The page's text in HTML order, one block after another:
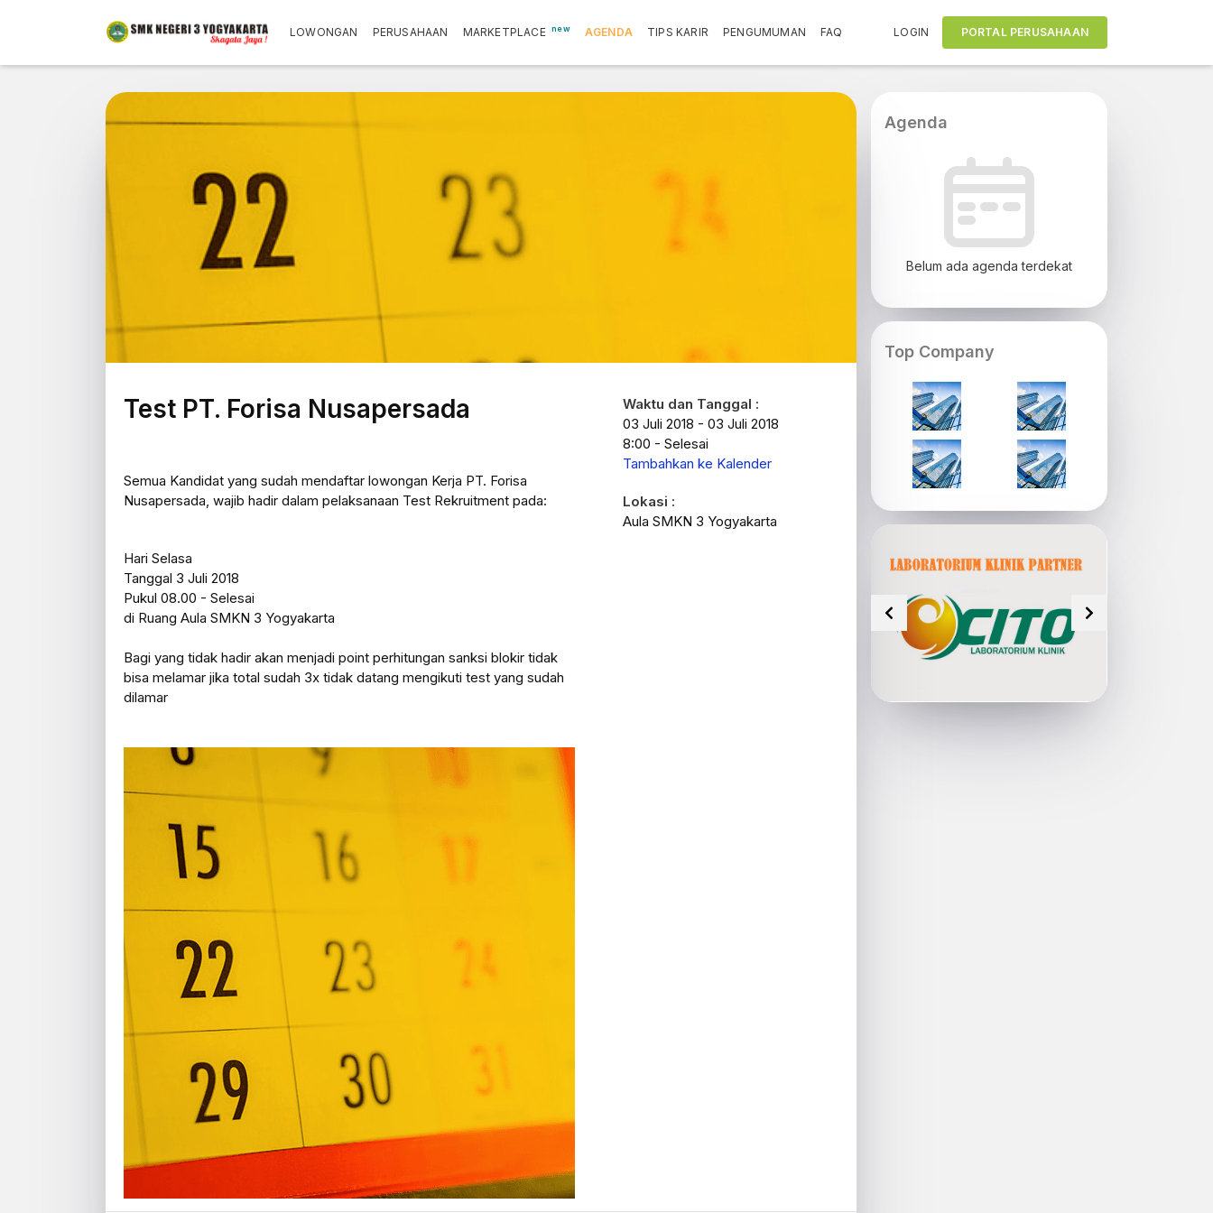
LOWONGAN PERUSAHAAN MARKETPLACEnew AGENDA TIPS KARIR PENGUMUMAN FAQ LOGIN PORTAL PERUSAHAAN
Agenda
Belum ada agenda terdekat
Top Company
Test PT. Forisa Nusapersada
Semua Kandidat yang sudah mendaftar lowongan Kerja PT. Forisa
Nusapersada, wajib hadir dalam pelaksanaan Test Rekruitment pada:
Hari Selasa
Tanggal 3 Juli 2018
Pukul 08.00 - Selesai
di Ruang Aula SMKN 3 Yogyakarta
Bagi yang tidak hadir akan menjadi point perhitungan sanksi blokir tidak
bisa melamar jika total sudah 3x tidak datang mengikuti test yang sudah
dilamar
Waktu dan Tanggal :
03 Juli 2018 - 03 Juli 2018
8:00 - Selesai
Tambahkan ke Kalender
Lokasi :
Aula SMKN 3 Yogyakarta